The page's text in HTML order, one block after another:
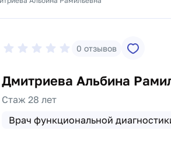
0 отзывов
Дмитриева Альбина
Стаж 28 лет
Врач функциональной